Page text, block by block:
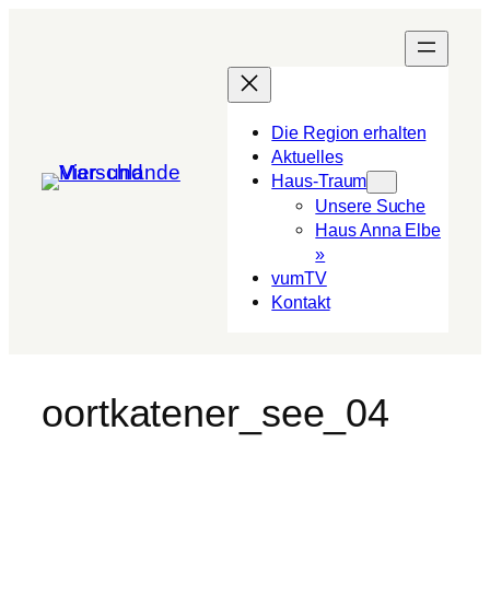
Die Region erhalten
Aktuelles
Haus-Traum
Unsere Suche
Haus Anna Elbe
»
vumTV
Kon­takt
oortkatener_see_04